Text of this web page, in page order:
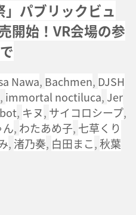
」パブリックビュ
開始！VR会場の参
Nawa, Bachmen, DJSH
, immortal noctiluca, Jer
, キヌ, サイコロシープ,
, わたあめ子, 七草くり
, 渚乃奏, 白田まこ,秋葉